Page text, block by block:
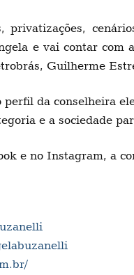
privatizações,
e vai contar
Guilherme
da conselheira
e a sociedade
e no Instagram, a